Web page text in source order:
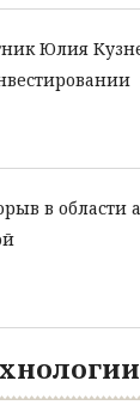
Юлия
в области